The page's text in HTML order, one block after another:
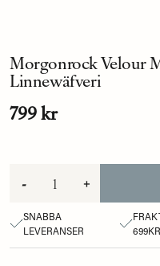
Morgonrock Velour
Linnewäfveri
799 kr
- +
SNABBA
LEVERANSER
699KR